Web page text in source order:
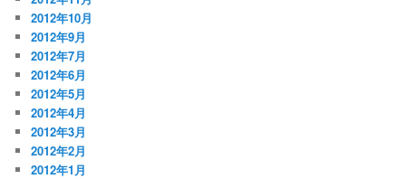
2012年10月
2012年9月
2012年7月
2012年6月
2012年5月
2012年4月
2012年3月
2012年2月
2012年1月